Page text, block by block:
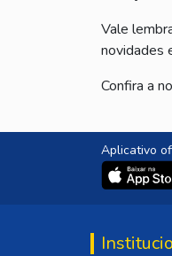
Vale
novidades
Confira a
Aplicativo